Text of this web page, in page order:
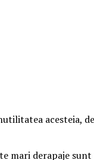
mari derapaje